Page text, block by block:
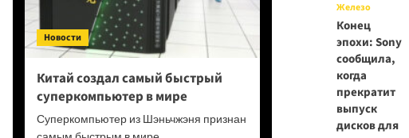
Новости
Китай создал самый быстрый
суперкомпьютер в мире
Суперкомпьютер из Шэньчжэня признан
Железо
Конец
эпохи: Sony
сообщила,
когда
прекратит
выпуск
дисков для